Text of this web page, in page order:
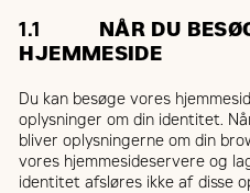
1.1 NÅR DU
HJEMMESIDE
Du kan besøge vores
oplysninger om din identitet.
bliver oplysningerne om din
vores hjemmesideservere og
identitet afsløres ikke af disse